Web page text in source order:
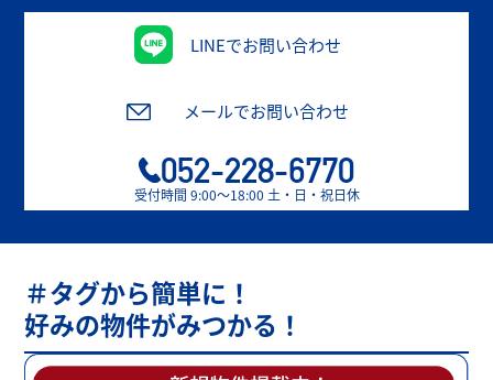
LINEでお問い合わせ
メールでお問い合わせ
052-228-6770
受付時間 9:00〜18:00 土・日・祝日休
＃タグから簡単に！
好みの物件がみつかる！